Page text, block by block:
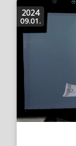
2024
09.01.